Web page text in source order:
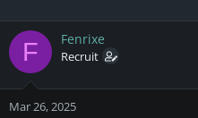
e
a
d
t
r
t
a
F Fenrixe
Recruit
Mar 26, 2025